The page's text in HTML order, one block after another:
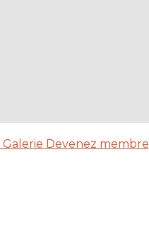
Galerie Devenez membre